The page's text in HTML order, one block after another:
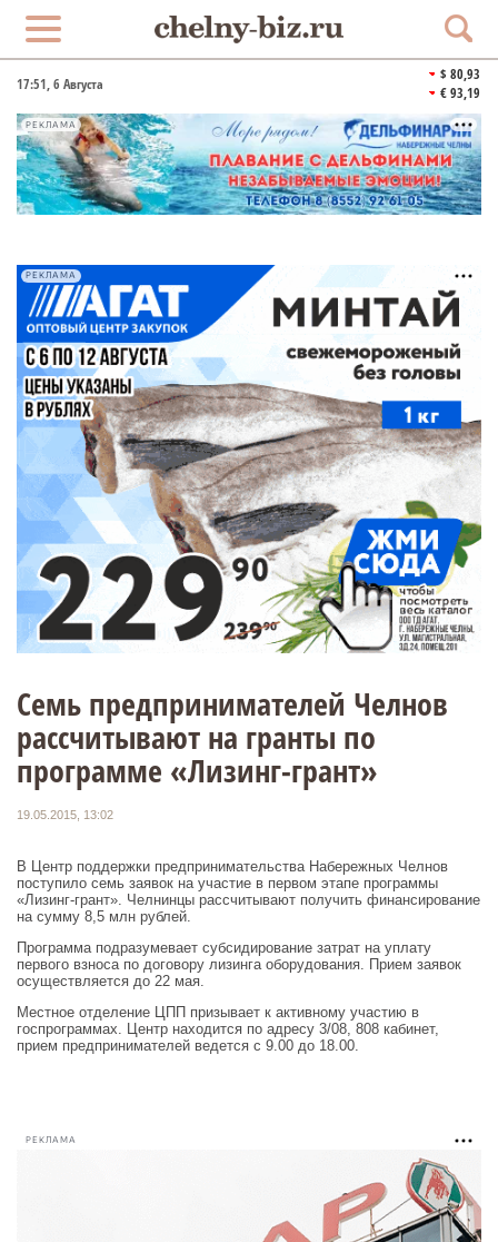
17:51, 6 Августа
$ 80,93
€ 93,19
РЕКЛАМА
РЕКЛАМА
Семь предпринимателей Челнов
рассчитывают на гранты по
программе «Лизинг-грант»
19.05.2015, 13:02
В Центр поддержки предпринимательства Набережных Челнов
поступило семь заявок на участие в первом этапе программы
«Лизинг-грант». Челнинцы рассчитывают получить финансирование
на сумму 8,5 млн рублей.
Программа подразумевает субсидирование затрат на уплату
первого взноса по договору лизинга оборудования. Прием заявок
осуществляется до 22 мая.
Местное отделение ЦПП призывает к активному участию в
госпрограммах. Центр находится по адресу 3/08, 808 кабинет,
прием предпринимателей ведется с 9.00 до 18.00.
РЕКЛАМА